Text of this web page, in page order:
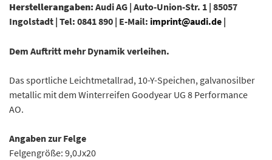
Herstellerangaben: Audi AG | Auto-Union-Str. 1 | 85057
Ingolstadt | Tel: 0841 890 | E-Mail: imprint@audi.de |
Dem Auftritt mehr Dynamik verleihen.
Das sportliche Leichtmetallrad, 10-Y-Speichen, galvanosilber
metallic mit dem Winterreifen Goodyear UG 8 Performance
AO.
Angaben zur Felge
Felgengröße: 9,0Jx20